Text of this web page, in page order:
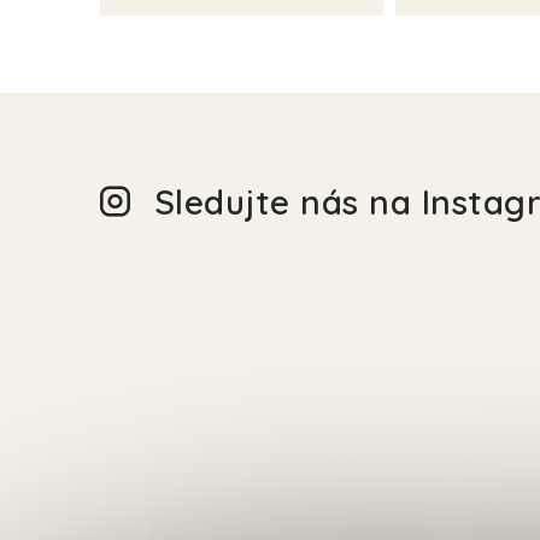
Sledujte nás na